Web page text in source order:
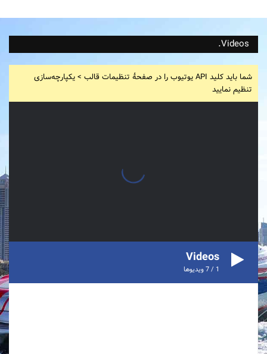
Videos.
شما باید کلید API یوتیوب را در صفحۀ تنظیمات قالب > یکپارچه‌سازی
تنظیم نمایید
Videos
1
/
7ویدیوها